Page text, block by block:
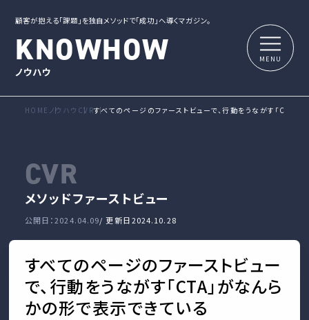
顧客が抱える「課題」を独自メソッドで「成功」へ導くマガジン。
KNOWHOW
ノウハウ
HOME ノウハウ CVRすべてのページのファーストビューで、行動をうながす「CTA」
CVR
メソッドファーストビュー
公開日：2024.04.09/ 更新日2024.10.28
すべてのページのファーストビュー
で、行動をうながす「CTA」がなんら
かの形で表示できている